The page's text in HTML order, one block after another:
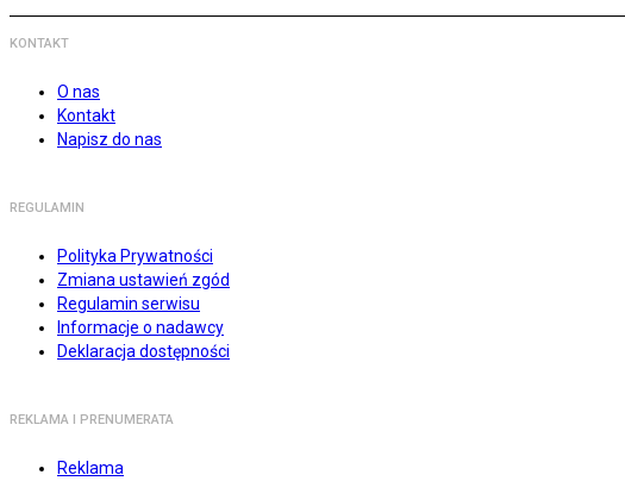
KONTAKT
O nas
Kontakt
Napisz do nas
REGULAMIN
Polityka Prywatności
Zmiana ustawień zgód
Regulamin serwisu
Informacje o nadawcy
Deklaracja dostępności
REKLAMA I PRENUMERATA
Reklama